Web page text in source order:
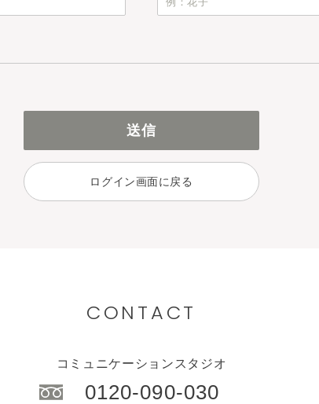
ログイン画面に戻る
CONTACT
コミュニケーションスタジオ
0120-090-030